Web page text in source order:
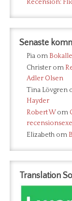
Recension:
Senaste
Pia om
Christer om
Adler Olsen
Tina Lövgren
Hayder
Robert Wom
Elizabeth om
Translation